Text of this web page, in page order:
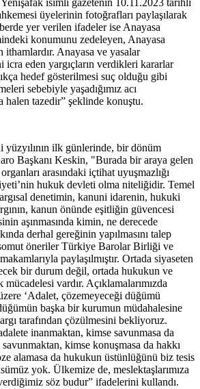
isimli gazetenin 10.11.2023 tarihli
üyelerinin fotoğrafları paylaşılarak
yer verilen ifadeler ise Anayasa
konumunu zedeleyen, Anayasa
ithamlardır. Anayasa ve yasalar
icra eden yargıçların verdikleri kararlar
hedef gösterilmesi suç olduğu gibi
sebebiyle yaşadığımız acı
halen tazedir” şeklinde konuştu.
ilk günlerinde, bir dönüm
Başkanı Keskin, "Burada bir araya gelen
arasındaki içtihat uyuşmazlığı
hukuk devleti olma niteliğidir. Temel
denetimin, kanuni idarenin, hukuki
kanun önünde eşitliğin güvencesi
aşınmasında kimin, ne derecede
derhal gereğinin yapılmasını talep
öneriler Türkiye Barolar Birliği ve
paylaşılmıştır. Ortada siyaseten
bir durum değil, ortada hukukun ve
mücadelesi vardır. Açıklamalarımızda
‘Adalet, çözemeyeceği düğümü
başka bir kurumun müdahalesine
tarafından çözülmesini bekliyoruz.
inanmaktan, kimse savunmasa da
savunmaktan, kimse konuşmasa da hakkı
alamasa da hukukun üstünlüğünü biz tesis
yok. Ülkemize de, meslektaşlarımıza
söz budur” ifadelerini kullandı.